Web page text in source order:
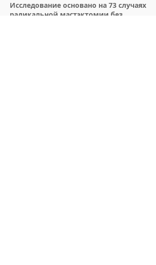
Исследование основано на 73 случаях
радикальной мастэктомии без